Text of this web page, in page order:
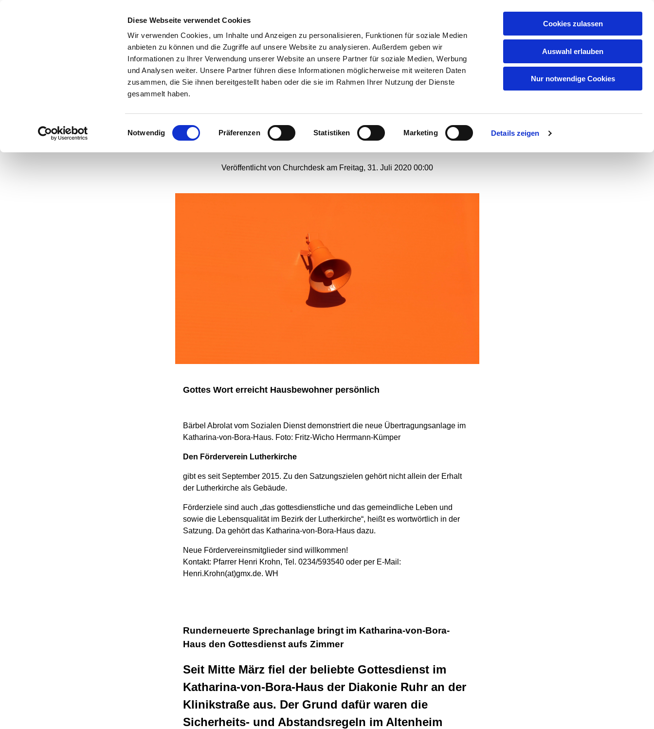
Diese Webseite verwendet Cookies
Wir verwenden Cookies, um Inhalte und Anzeigen zu personalisieren, Funktionen für soziale Medien
anbieten zu können und die Zugriffe auf unsere Website zu analysieren. Außerdem geben wir
Informationen zu Ihrer Verwendung unserer Website an unsere Partner für soziale Medien, Werbung
und Analysen weiter. Unsere Partner führen diese Informationen möglicherweise mit weiteren Daten
zusammen, die Sie ihnen bereitgestellt haben oder die sie im Rahmen Ihrer Nutzung der Dienste
gesammelt haben.
Einwilligungsauswahl
Notwendig Präferenzen Statistiken Marketing Details zeigen
Cookies zulassen
Auswahl erlauben
Nur notwendige Cookies
ÜBER UNS FAQ
Gottes Wort erreicht
# Webseiten-Migration
Veröffentlicht von Churchdesk am Freitag, 31. Juli 2020 00:00
Gottes Wort erreicht Hausbewohner persönlich
Bärbel Abrolat vom Sozialen Dienst demonstriert die neue Übertragungsanlage im
Katharina-von-Bora-Haus. Foto: Fritz-Wicho Herrmann-Kümper
Den Förderverein Lutherkirche
gibt es seit September 2015. Zu den Satzungszielen gehört nicht allein der Erhalt
der Lutherkirche als Gebäude.
Förderziele sind auch „das gottesdienstliche und das gemeindliche Leben und
sowie die Lebensqualität im Bezirk der Lutherkirche“, heißt es wortwörtlich in der
Satzung. Da gehört das Katharina-von-Bora-Haus dazu.
Neue Fördervereinsmitglieder sind willkommen!
Kontakt: Pfarrer Henri Krohn, Tel. 0234/593540 oder per E-Mail:
Henri.Krohn(at)gmx.de. WH
Runderneuerte Sprechanlage bringt im Katharina-von-Bora-
Haus den Gottesdienst aufs Zimmer
Seit Mitte März fiel der beliebte Gottesdienst im
Katharina-von-Bora-Haus der Diakonie Ruhr an der
Klinikstraße aus. Der Grund dafür waren die
Sicherheits- und Abstandsregeln im Altenheim